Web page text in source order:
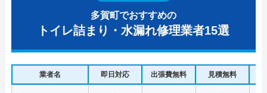
多賀町でおすすめの
トイレ詰まり・水漏れ修理業者15選
業者名 即日対応 出張費無料 見積無料